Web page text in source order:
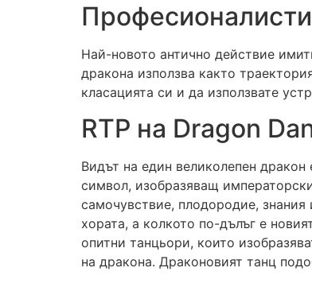
Най-новото антично действие
дракона използва както
класацията си и да използвате
RTP на Dragon
Видът на един великолепен
символ, изобразяващ
самочувствие, плодородие,
хората, а колкото по-дълъг е
опитни танцьори, които
на дракона. Драконовият танц